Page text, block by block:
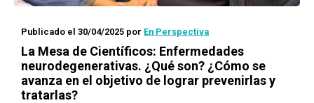
Publicado el 30/04/2025 por En Perspectiva
La Mesa de Científicos: Enfermedades
neurodegenerativas. ¿Qué son? ¿Cómo se
avanza en el objetivo de lograr prevenirlas y
tratarlas?